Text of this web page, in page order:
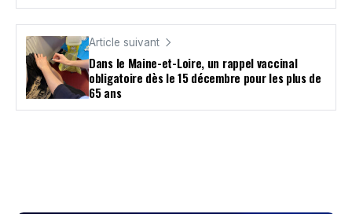
Article suivant
Dans le Maine-et-Loire, un rappel vaccinal
obligatoire dès le 15 décembre pour les plus de
65 ans